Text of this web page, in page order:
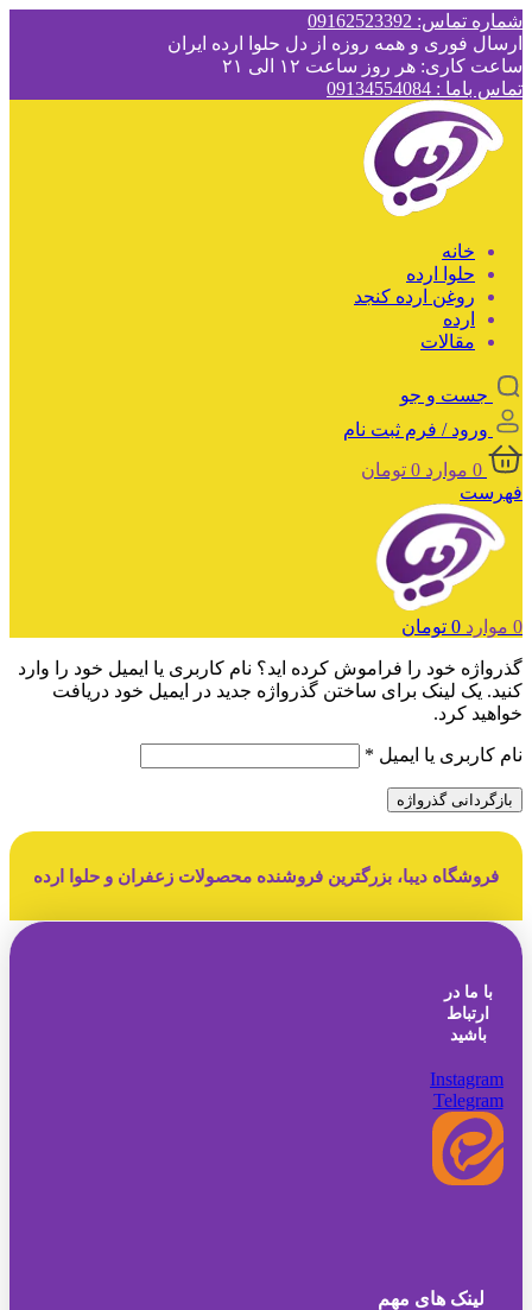
شماره تماس: 09162523392
ارسال فوری و همه روزه از دل حلوا ارده ایران
ساعت کاری: هر روز ساعت ۱۲ الی ۲۱
تماس باما : 09134554084
خانه
حلوا ارده
روغن ارده کنجد
ارده
مقالات
جست و جو
ورود / فرم ثبت نام
0 موارد 0 تومان
فهرست
0 موارد 0 تومان
گذرواژه خود را فراموش کرده اید؟ نام کاربری یا ایمیل خود را وارد
کنید. یک لینک برای ساختن گذرواژه جدید در ایمیل خود دریافت
خواهید کرد.
نام کاربری یا ایمیل *
بازگردانی گذرواژه
فروشگاه دیبا، بزرگترین فروشنده محصولات زعفران و حلوا ارده
با ما در
ارتباط
باشید
Instagram
Telegram
لینک های مهم